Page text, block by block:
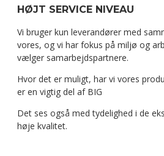
HØJT SERVICE NIVEAU
Vi bruger kun leverandører med
vores, og vi har fokus på miljø og
vælger samarbejdspartnere.
Hvor det er muligt, har vi vores
er en vigtig del af BIG
Det ses også med tydelighed i de
høje kvalitet.